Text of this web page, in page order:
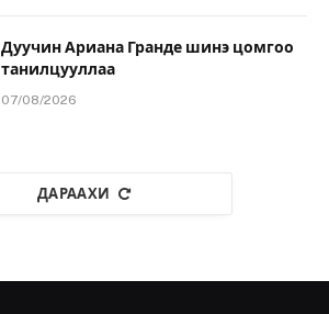
Дуучин Ариана Гранде шинэ цомгоо
танилцууллаа
07/08/2026
ДАРААХИ